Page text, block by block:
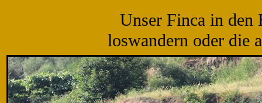
Unser Finca in den
loswandern oder die